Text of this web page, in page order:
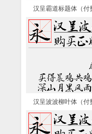
汉呈霸道标题体（付
汉呈波波柳叶体（付